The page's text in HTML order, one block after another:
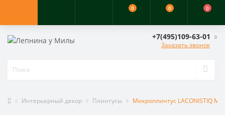
0 0 0
+7(495)109-63-01
Заказать звонок
Интерьерный декор Плинтусы Микроплинтус LACONISTIQ